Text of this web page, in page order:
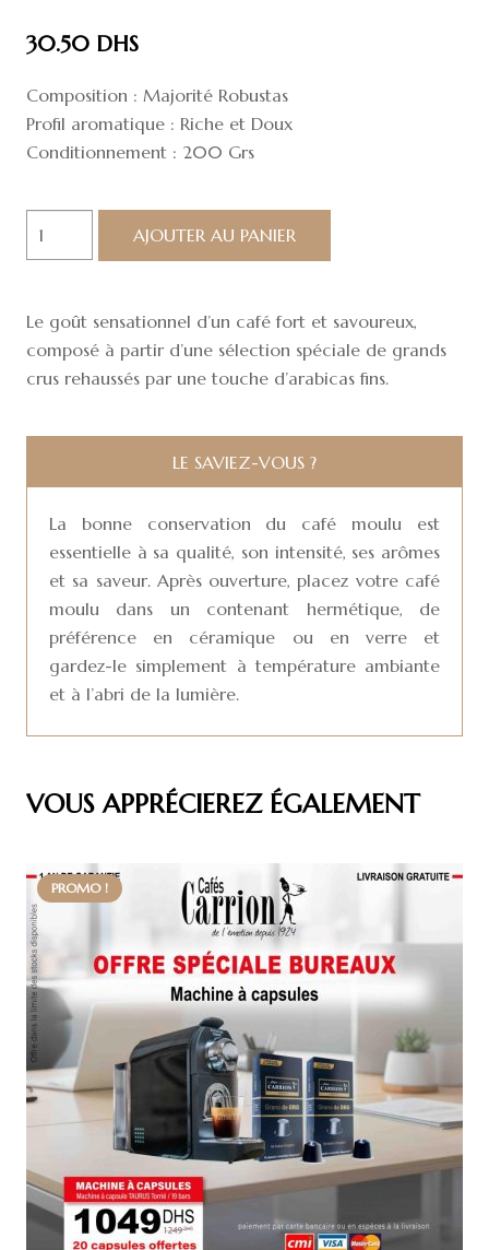
30.50 DHS
Composition : Majorité Robustas
Profil aromatique : Riche et Doux
Conditionnement : 200 Grs
MUNDO
AJOUTER AU PANIER
Le goût sensationnel d’un café fort et savoureux,
composé à partir d’une sélection spéciale de grands
crus rehaussés par une touche d’arabicas fins.
LE SAVIEZ-VOUS ?
La bonne conservation du café moulu est
essentielle à sa qualité, son intensité, ses arômes
et sa saveur. Après ouverture, placez votre café
moulu dans un contenant hermétique, de
préférence en céramique ou en verre et
gardez-le simplement à température ambiante
et à l’abri de la lumière.
VOUS APPRÉCIEREZ ÉGALEMENT
PROMO !